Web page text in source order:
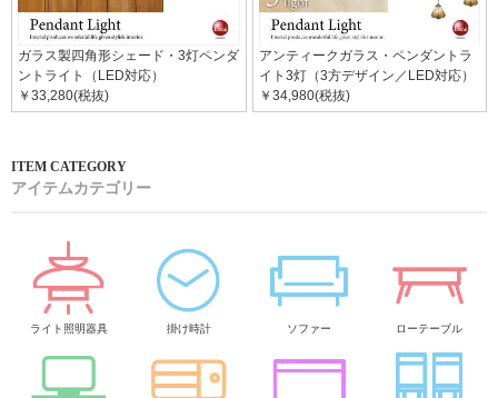
ガラス製四角形シェード・3灯ペンダ
ントライト（LED対応）
￥33,280(税抜)
アンティークガラス・ペンダントラ
イト3灯（3方デザイン／LED対応）
￥34,980(税抜)
アイテムカテゴリー
ライト照明器具 掛け時計 ソファー ローテーブル